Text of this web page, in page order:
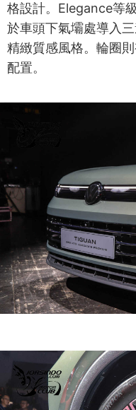
格設計。Elegance等
於車頭下氣壩處導入
精緻質感風格。輪圈
配置。